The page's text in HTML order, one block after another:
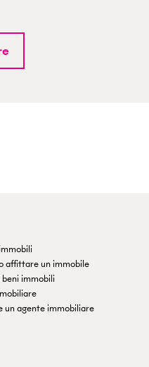
affittare un immobile
immobili
un agente immobiliare